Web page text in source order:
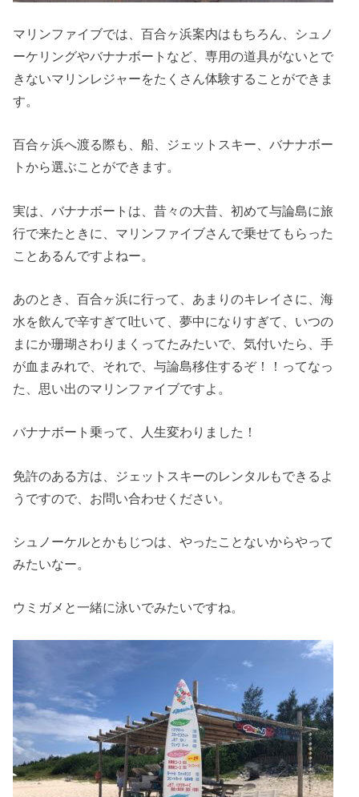
マリンファイブでは、百合ヶ浜案内はもちろん、シュノ
ーケリングやバナナボートなど、専用の道具がないとで
きないマリンレジャーをたくさん体験することができま
す。
百合ヶ浜へ渡る際も、船、ジェットスキー、バナナボー
トから選ぶことができます。
実は、バナナボートは、昔々の大昔、初めて与論島に旅
行で来たときに、マリンファイブさんで乗せてもらった
ことあるんですよねー。
あのとき、百合ヶ浜に行って、あまりのキレイさに、海
水を飲んで辛すぎて吐いて、夢中になりすぎて、いつの
まにか珊瑚さわりまくってたみたいで、気付いたら、手
が血まみれで、それで、与論島移住するぞ！！ってなっ
た、思い出のマリンファイブですよ。
バナナボート乗って、人生変わりました！
免許のある方は、ジェットスキーのレンタルもできるよ
うですので、お問い合わせください。
シュノーケルとかもじつは、やったことないからやって
みたいなー。
ウミガメと一緒に泳いでみたいですね。